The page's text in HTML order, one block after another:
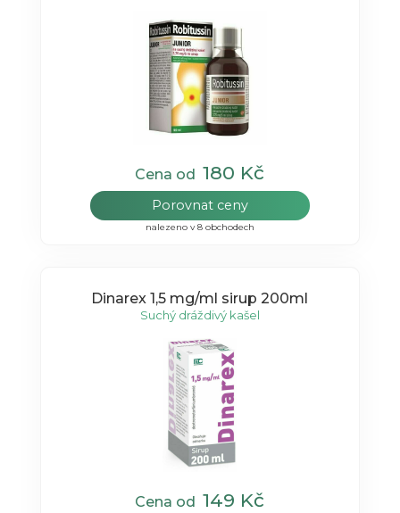
Cena od180 Kč
Porovnat ceny
nalezeno v 8 obchodech
Dinarex 1,5 mg/ml sirup 200ml
Suchý dráždivý kašel
Cena od149 Kč